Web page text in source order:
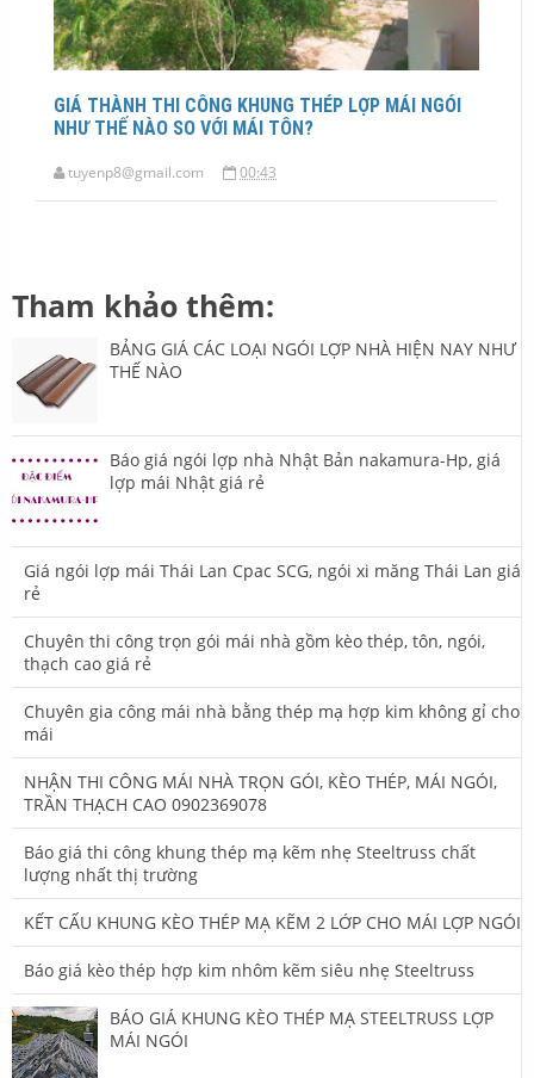
GIÁ THÀNH THI CÔNG KHUNG THÉP LỢP MÁI NGÓI
NHƯ THẾ NÀO SO VỚI MÁI TÔN?
tuyenp8@gmail.com 00:43
Tham khảo thêm:
BẢNG GIÁ CÁC LOẠI NGÓI LỢP NHÀ HIỆN NAY NHƯ
THẾ NÀO
Báo giá ngói lợp nhà Nhật Bản nakamura-Hp, giá
lợp mái Nhật giá rẻ
Giá ngói lợp mái Thái Lan Cpac SCG, ngói xi măng Thái Lan giá
rẻ
Chuyên thi công trọn gói mái nhà gồm kèo thép, tôn, ngói,
thạch cao giá rẻ
Chuyên gia công mái nhà bằng thép mạ hợp kim không gỉ cho
mái
NHẬN THI CÔNG MÁI NHÀ TRỌN GÓI, KÈO THÉP, MÁI NGÓI,
TRẦN THẠCH CAO 0902369078
Báo giá thi công khung thép mạ kẽm nhẹ Steeltruss chất
lượng nhất thị trường
KẾT CẤU KHUNG KÈO THÉP MẠ KẼM 2 LỚP CHO MÁI LỢP NGÓI
Báo giá kèo thép hợp kim nhôm kẽm siêu nhẹ Steeltruss
BÁO GIÁ KHUNG KÈO THÉP MẠ STEELTRUSS LỢP
MÁI NGÓI